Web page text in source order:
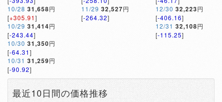
10/28 31,658円
[+305.91]
10/29 31,414円
[-243.44]
10/30 31,350円
[-64.31]
10/31 31,259円
[-90.92]
11/29 32,527円
[-264.32]
12/30 32,223円
[-406.16]
12/31 32,108円
[-115.25]
最近10日間の価格推移